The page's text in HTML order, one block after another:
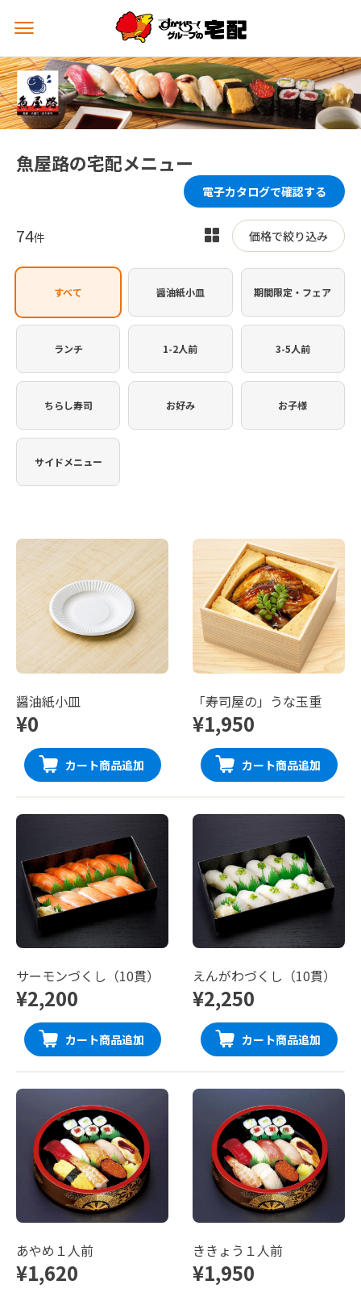
メ
ュ
ー
を
開
く
魚屋路の宅配メニュー
電子カタログで確認する
74件
表
を
り
価格で絞り込み
すべて 醤油紙小皿 期間限定・フェア
ランチ 1-2人前 3-5人前
ちらし寿司 お好み お子様
サイドメニュー
醤油紙小皿
¥0
カート商品追加
「寿司屋の」うな玉重
¥1,950
カート商品追加
サーモンづくし（10貫）
¥2,200
カート商品追加
えんがわづくし（10貫）
¥2,250
カート商品追加
あやめ１人前
¥1,620
ききょう１人前
¥1,950